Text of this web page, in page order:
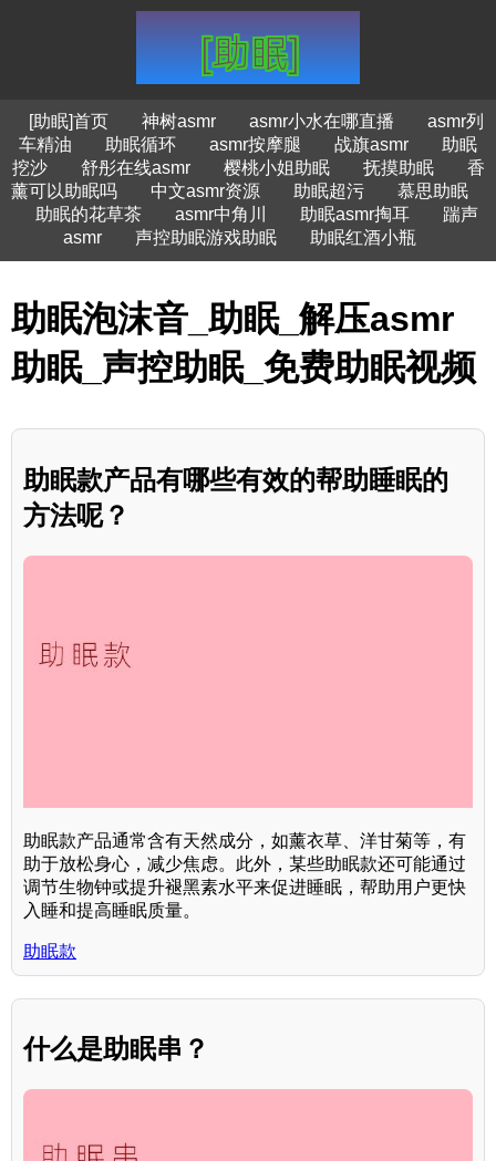
[助眠]首页 神树asmr asmr小水在哪直播
asmr列
车精油
助眠循环 asmr按摩腿 战旗asmr
助眠
挖沙
舒彤在线asmr 樱桃小姐助眠 抚摸助眠
香
薰可以助眠吗
中文asmr资源 助眠超污
慕思助眠
助眠的花草茶
asmr中角川 助眠asmr掏耳
踹声
asmr
声控助眠游戏助眠 助眠红酒小瓶
助眠泡沫音_助眠_解压asmr
助眠_声控助眠_免费助眠视频
助眠款产品有哪些有效的帮助睡眠的
方法呢？
助眠款产品通常含有天然成分，如薰衣草、洋甘菊等，有
助于放松身心，减少焦虑。此外，某些助眠款还可能通过
调节生物钟或提升褪黑素水平来促进睡眠，帮助用户更快
入睡和提高睡眠质量。
助眠款
什么是助眠串？